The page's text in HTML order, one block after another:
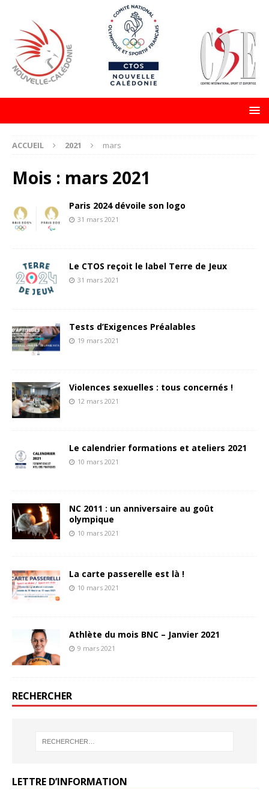
ACCUEIL 2021 mars
Mois : mars 2021
Paris 2024 dévoile son logo
31 mars 2021
Le CTOS reçoit le label Terre de Jeux
31 mars 2021
Tests d’Exigences Préalables
19 mars 2021
Violences sexuelles : tous concernés !
12 mars 2021
Le calendrier formations et ateliers 2021
10 mars 2021
NC 2011 : un anniversaire au goût
olympique
10 mars 2021
La carte passerelle est là !
10 mars 2021
Athlète du mois BNC – Janvier 2021
9 mars 2021
RECHERCHER
LETTRE D’INFORMATION